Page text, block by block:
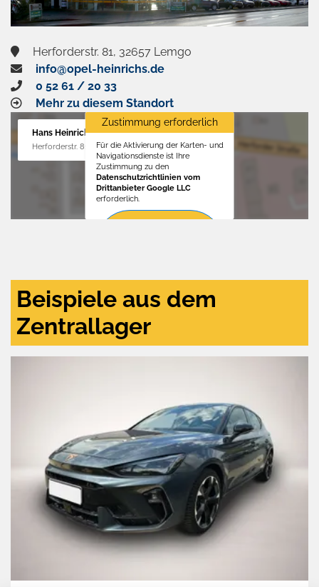
Herforderstr. 81, 32657 Lemgo
info@opel-heinrichs.de
0 52 61 / 20 33
Mehr zu diesem Standort
Hans Heinrichs GmbH
Herforderstr. 81, 32657 Lemgo
Zustimmung erforderlich
Für die Aktivierung der Karten- und
Navigationsdienste ist Ihre
Zustimmung zu den
Datenschutzrichtlinien vom
Drittanbieter Google LLC
erforderlich.
Beispiele aus dem
Zentrallager